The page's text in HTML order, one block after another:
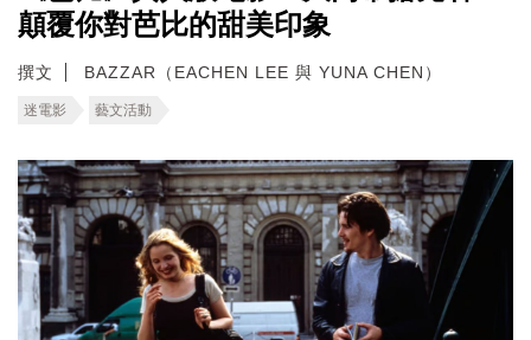
顛覆你對芭比的甜美印象
撰文 BAZZAR（EACHEN LEE 與 YUNA CHEN）
迷電影 藝文活動